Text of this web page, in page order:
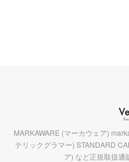
MARKAWARE (マーカウェア)
テリックグラマー) STANDARD
ア) など正規取扱通